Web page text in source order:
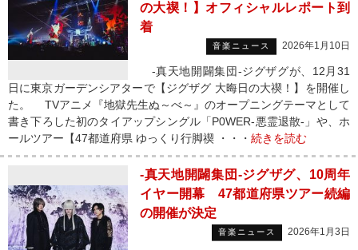
の大禊！】オフィシャルレポート到
着
音楽ニュース 2026年1月10日
-真天地開闢集団-ジグザグが、12月31
日に東京ガーデンシアターで【ジグザグ 大晦日の大禊！】を開催し
た。 TVアニメ『地獄先生ぬ～べ～』のオープニングテーマとして
書き下ろした初のタイアップシングル「P0WER-悪霊退散-」や、ホ
ールツアー【47都道府県 ゆっくり行脚禊 ・・・ 続きを読む
-真天地開闢集団-ジグザグ、10周年
イヤー開幕 47都道府県ツアー続編
の開催が決定
音楽ニュース 2026年1月3日